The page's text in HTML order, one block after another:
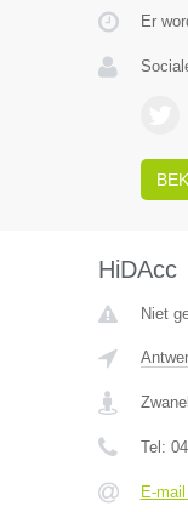
Er
HiDAcc
Niet
Tel:
E-